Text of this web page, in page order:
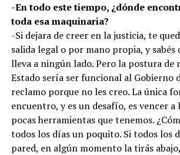
-En todo este tiempo, ¿dónde
toda esa maquinaria?
-Si dejara de creer en la justicia, te
salida legal o por mano propia, y sabés
lleva a ningún lado. Pero la postura de
Estado sería ser funcional al Gobierno
reclamo porque no les creo. La única
encuentro, y es un desafío, es vencer a
pocas herramientas que tenemos.
todos los días un poquito. Si todos los
pared, en algún momento la tirás